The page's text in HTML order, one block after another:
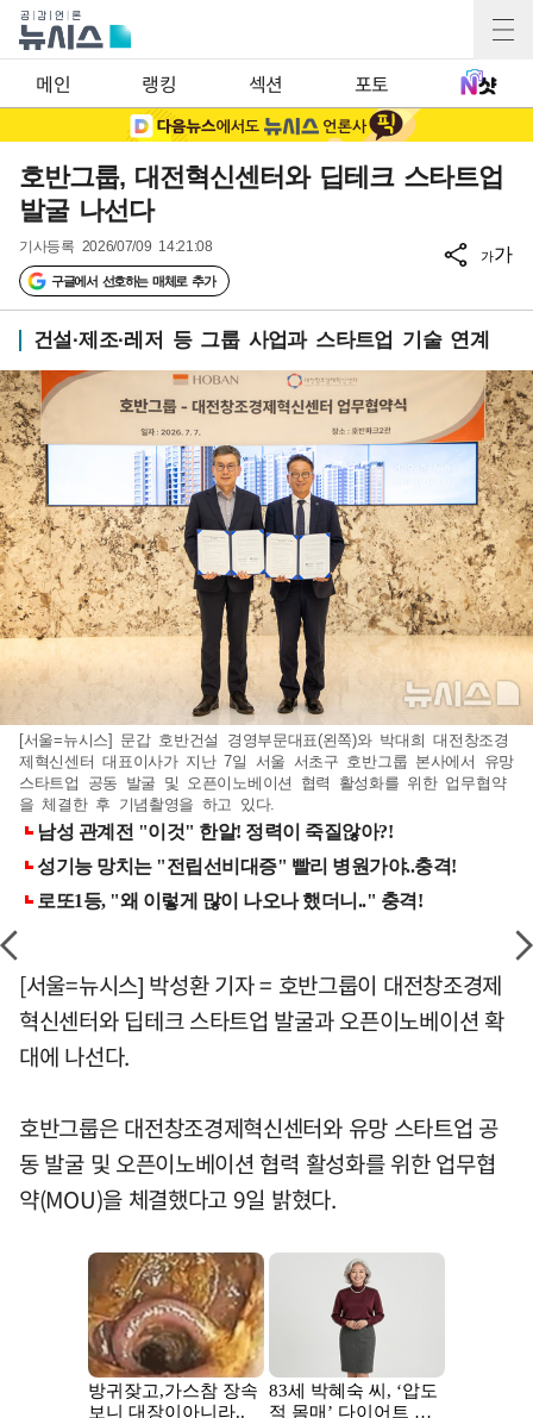
메인 랭킹 섹션 포토
호반그룹, 대전혁신센터와 딥테크 스타트업
발굴 나선다
기사등록 2026/07/09 14:21:08
구글에서 선호하는 매체로 추가
가가
건설·제조·레저 등 그룹 사업과 스타트업 기술 연계
[서울=뉴시스] 문갑 호반건설 경영부문대표(왼쪽)와 박대희 대전창조경
제혁신센터 대표이사가 지난 7일 서울 서초구 호반그룹 본사에서 유망
스타트업 공동 발굴 및 오픈이노베이션 협력 활성화를 위한 업무협약
을 체결한 후 기념촬영을 하고 있다.
[서울=뉴시스] 박성환 기자 = 호반그룹이 대전창조경제
혁신센터와 딥테크 스타트업 발굴과 오픈이노베이션 확
대에 나선다.
호반그룹은 대전창조경제혁신센터와 유망 스타트업 공
동 발굴 및 오픈이노베이션 협력 활성화를 위한 업무협
약(MOU)을 체결했다고 9일 밝혔다.